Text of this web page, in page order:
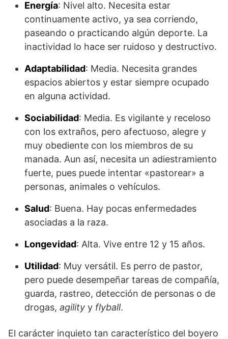
Energía: Nivel alto. Necesita estar
continuamente activo, ya sea corriendo,
paseando o practicando algún deporte. La
inactividad lo hace ser ruidoso y destructivo.
Adaptabilidad: Media. Necesita grandes
espacios abiertos y estar siempre ocupado
en alguna actividad.
Sociabilidad: Media. Es vigilante y receloso
con los extraños, pero afectuoso, alegre y
muy obediente con los miembros de su
manada. Aun así, necesita un adiestramiento
fuerte, pues puede intentar «pastorear» a
personas, animales o vehículos.
Salud: Buena. Hay pocas enfermedades
asociadas a la raza.
Longevidad: Alta. Vive entre 12 y 15 años.
Utilidad: Muy versátil. Es perro de pastor,
pero puede desempeñar tareas de compañía,
guarda, rastreo, detección de personas o de
drogas, agility y flyball.
El carácter inquieto tan característico del boyero